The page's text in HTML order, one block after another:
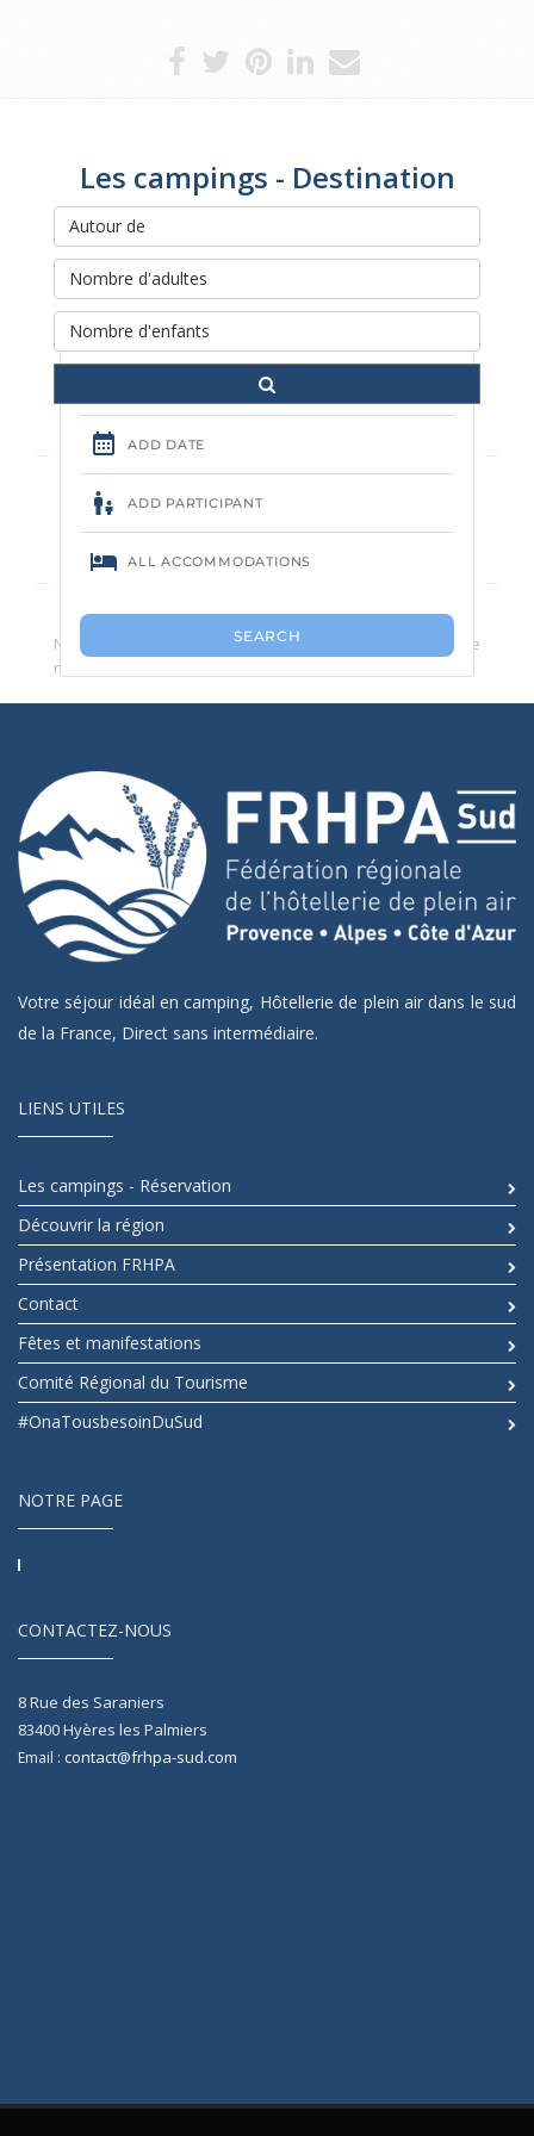
Les campings - Destination
Rechercher et réserver votre
séjour
Aucun camping trouvé.
Nous vous conseillons de réduire le nombre de critères de
recherche.
Votre séjour idéal en camping, Hôtellerie de plein air dans le sud
de la France, Direct sans intermédiaire.
LIENS UTILES
Les campings - Réservation
Découvrir la région
Présentation FRHPA
Contact
Fêtes et manifestations
Comité Régional du Tourisme
#OnaTousbesoinDuSud
NOTRE PAGE
CONTACTEZ-NOUS
8 Rue des Saraniers
83400Hyères les Palmiers
Email : contact@frhpa-sud.com